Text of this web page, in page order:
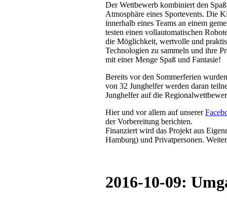
Der Wettbewerb kombiniert den
Atmosphäre eines Sportevents. Die
innerhalb eines Teams an einem
testen einen vollautomatischen
die Möglichkeit, wertvolle und
Technologien zu sammeln und ihre
mit einer Menge Spaß und Fantasie!
Bereits vor den Sommerferien
von 32 Junghelfer werden daran
Junghelfer auf die
Hier und vor allem auf unserer
der Vorbereitung berichten.
Finanziert wird das Projekt aus
Hamburg) und Privatpersonen.
2016-10-09: